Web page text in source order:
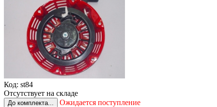
Код: st84
Отсутствует на складе
До комплекта... Ожидается поступление